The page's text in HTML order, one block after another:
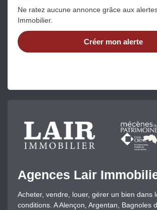
Ne ratez aucune annonce grâce aux
Immobilier.
Créer mon alerte
Agences Lair
Acheter, vendre, louer, gérer un bien dans
conditions. A Alençon, Argentan, Bagnoles